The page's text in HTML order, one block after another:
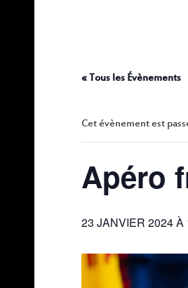
« Tous les Évènements
Cet évènement est
Apéro
23 JANVIER 2024 À